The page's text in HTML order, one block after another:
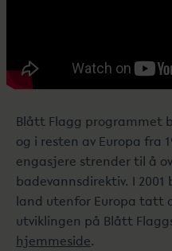
Blått Flagg programmet
og i resten av Europa fra
engasjere strender til å
badevannsdirektiv. I
land utenfor Europa tatt
utviklingen på Blått
hjemmeside.